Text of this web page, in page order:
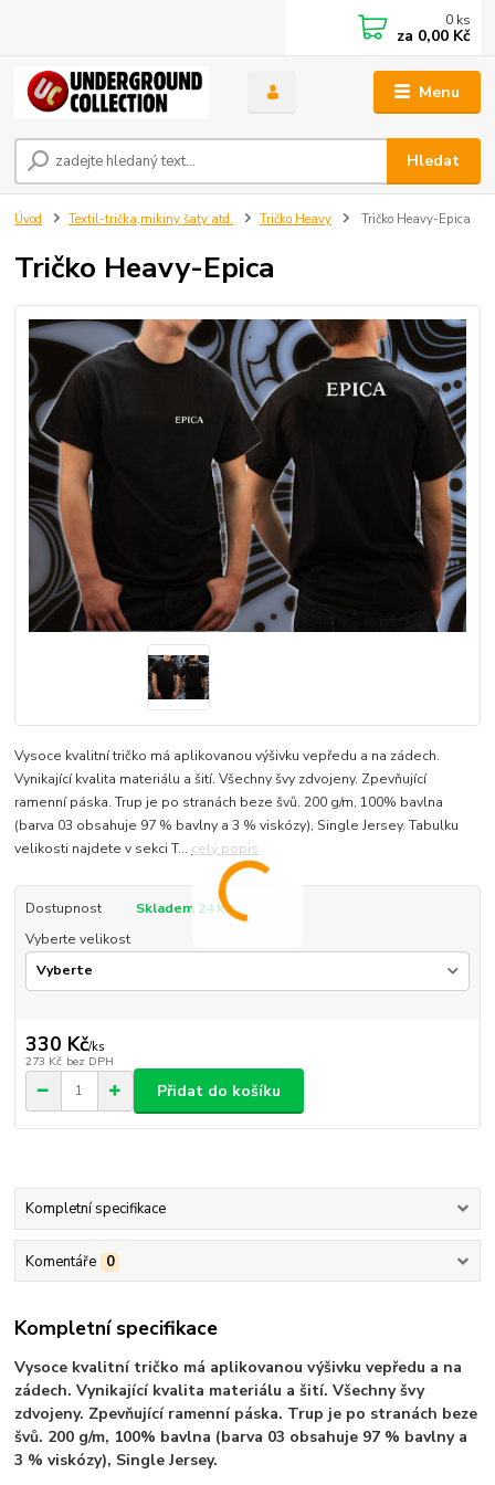
Menu
Hledat
0 ks
za 0,00 Kč
Úvod Textil-trička,mikiny šaty atd. Tričko Heavy Tričko Heavy-Epica
Tričko Heavy-Epica
Vysoce kvalitní tričko má aplikovanou výšivku vepředu a na zádech.
Vynikající kvalita materiálu a šití. Všechny švy zdvojeny. Zpevňující
ramenní páska. Trup je po stranách beze švů. 200 g/m, 100% bavlna
(barva 03 obsahuje 97 % bavlny a 3 % viskózy), Single Jersey. Tabulku
velikosti najdete v sekci T... celý popis
Dostupnost
Skladem 24 ks
Vyberte velikost
330 Kč/ks
273 Kč bez DPH
Přidat do košíku
Kompletní specifikace
Komentáře 0
Kompletní specifikace
Vysoce kvalitní tričko má aplikovanou výšivku vepředu a na
zádech. Vynikající kvalita materiálu a šití. Všechny švy
zdvojeny. Zpevňující ramenní páska. Trup je po stranách beze
švů. 200 g/m, 100% bavlna (barva 03 obsahuje 97 % bavlny a
3 % viskózy), Single Jersey.